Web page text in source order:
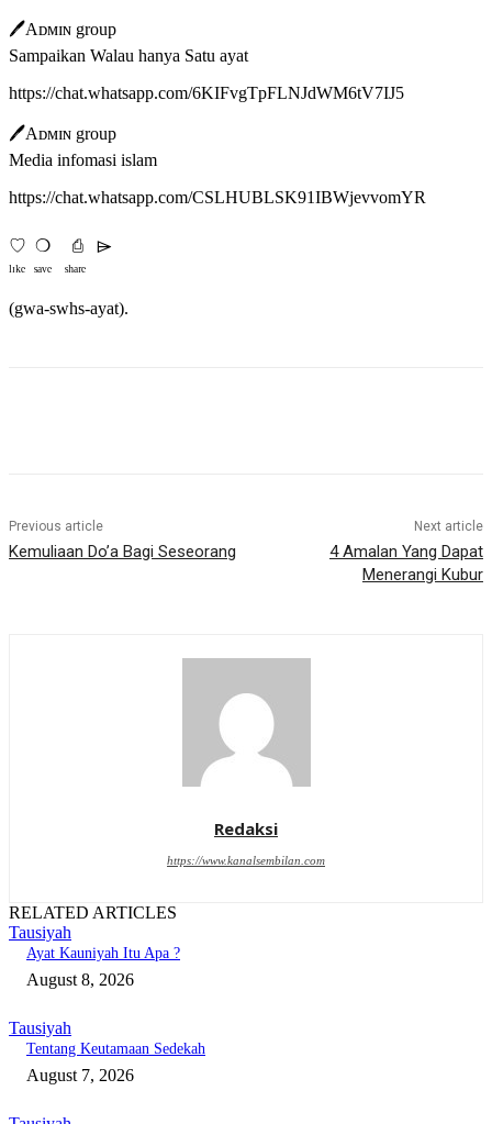
🖊Aᴅᴍɪɴ group
Sampaikan Walau hanya Satu ayat
https://chat.whatsapp.com/6KIFvgTpFLNJdWM6tV7IJ5
🖊Aᴅᴍɪɴ group
Media infomasi islam
https://chat.whatsapp.com/CSLHUBLSK91IBWjevvomYR
♡ㅤ ❍ㅤ ⎙ㅤ ⌲
ˡᶦᵏᵉ ˢᵃᵛᵉ ˢʰᵃʳᵉ
(gwa-swhs-ayat).
Previous article
Kemuliaan Do’a Bagi Seseorang
Next article
4 Amalan Yang Dapat
Menerangi Kubur
Redaksi
https://www.kanalsembilan.com
RELATED ARTICLES
Tausiyah
Ayat Kauniyah Itu Apa ?
August 8, 2026
Tausiyah
Tentang Keutamaan Sedekah
August 7, 2026